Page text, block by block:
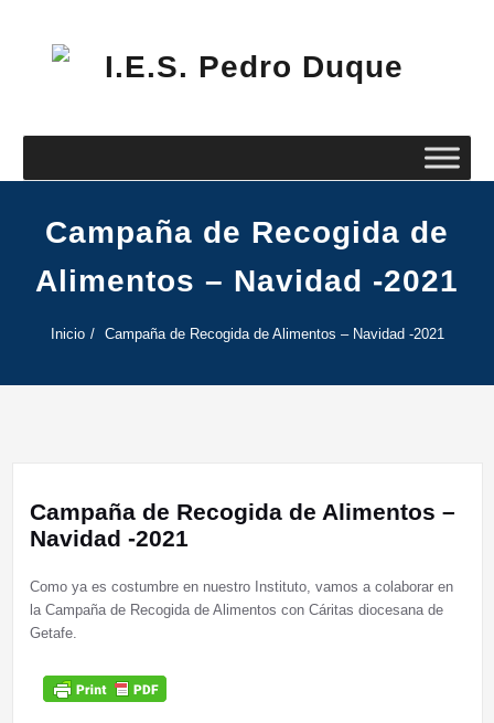
contenido
Campaña de Recogida de
Alimentos – Navidad -2021
Inicio Campaña de Recogida de Alimentos – Navidad -2021
Campaña de Recogida de Alimentos –
Navidad -2021
Como ya es costumbre en nuestro Instituto, vamos a colaborar en
la Campaña de Recogida de Alimentos con Cáritas diocesana de
Getafe.